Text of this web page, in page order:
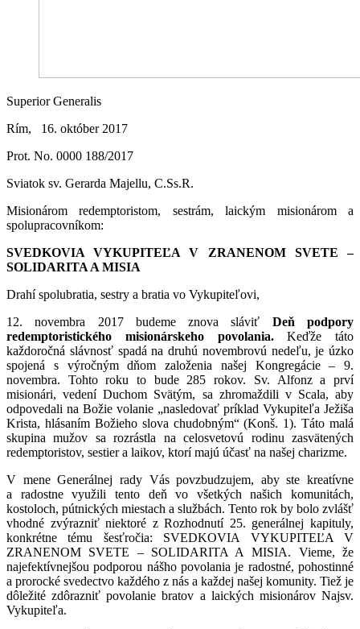
Superior Generalis
Rím, 16. október 2017
Prot. No. 0000 188/2017
Sviatok sv. Gerarda Majellu, C.Ss.R.
Misionárom redemptoristom, sestrám, laickým misionárom a
spolupracovníkom:
SVEDKOVIA VYKUPITEĽA V ZRANENOM SVETE –
SOLIDARITA A MISIA
Drahí spolubratia, sestry a bratia vo Vykupiteľovi,
12. novembra 2017 budeme znova sláviť Deň podpory
redemptoristického misionárskeho povolania.Keďže táto
každoročná slávnosť spadá na druhú novembrovú nedeľu, je úzko
spojená s výročným dňom založenia našej Kongregácie – 9.
novembra. Tohto roku to bude 285 rokov. Sv. Alfonz a prví
misionári, vedení Duchom Svätým, sa zhromaždili v Scala, aby
odpovedali na Božie volanie „nasledovať príklad Vykupiteľa Ježiša
Krista, hlásaním Božieho slova chudobným“ (Konš. 1). Táto malá
skupina mužov sa rozrástla na celosvetovú rodinu zasvätených
redemptoristov, sestier a laikov, ktorí majú účasť na našej charizme.
V mene Generálnej rady Vás povzbudzujem, aby ste kreatívne
a radostne využili tento deň vo všetkých našich komunitách,
kostoloch, pútnických miestach a službách. Tento rok by bolo zvlášť
vhodné zvýrazniť niektoré z Rozhodnutí 25. generálnej kapituly,
konkrétne tému šesťročia: SVEDKOVIA VYKUPITEĽA V
ZRANENOM SVETE – SOLIDARITA A MISIA. Vieme, že
najefektívnejšou podporou nášho povolania je radostné, pohostinné
a prorocké svedectvo každého z nás a každej našej komunity. Tiež je
dôležité zdôrazniť povolanie bratov a laických misionárov Najsv.
Vykupiteľa.